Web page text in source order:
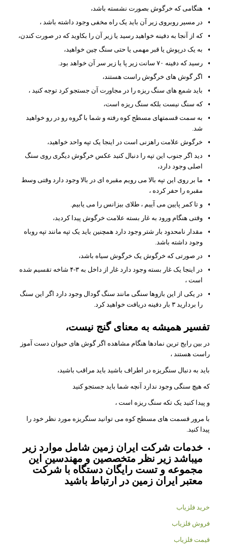
هنگامی که خرگوش بصورت نشسته باشد،
در مسیر روبروی زیر آن باید یک راه مخفی وجود داشته باشد ،
که از آنجا به دفینه خواهید رسید یا زیر آن را بکاوید که در صورت کندن،
به یک درپوش یا قبر مهمی یا حتی سنگ چین خواهید،
رسید که دفینه ۷۰ سانت زیر پا یا زیر سر آن خواهد بود.
اگر گوش های خرگوش راست هستند،
باید شمع های سنگ ریزه را در مجاورت آن جستجو کرد توجه کنید ،
که سنگ نیست بلکه سنگ ریزه است،
به سمت قسمتهای مسطح کوه رفته و شما با گروه رو در رو خواهید
شد.
خرگوش علامت راهزنی است در اینجا یک تپه واحد خواهید،
دید اگر جنوب این تپه را دنبال کنید عکس خرگوش دیگری روی سنگ
اصلی وجود دارد،
ما بر روی این تپه بالا می رویم مقبره ای در بالا وجود دارد وقتی وسط
مقبره را حفر کرده ،
و تا کمر پایین می آییم ، طلای بیزانس را می یابیم.
وقتی هنگام ورود به غار بسته علامت خرگوش پیدا کردید،
مقدار نامحدود بار شتر وجود دارد همچنین باید یک تپه مانند تپه روباه
وجود داشته باشد.
در صورتی که خرگوش یک خرگوش سیاه باشد،
در اینجا یک غار بسته وجود دارد غار از داخل به ۳-۴ شاخه تقسیم شده
است ،
در یکی از این بازوها سنگی مانند سنگ گودال وجود دارد اگر این سنگ
را بردارید ۳ بار دفینه دریافت خواهید کرد.
تفسیر همیشه به معنای گنج نیست،
در بین رایج ترین نمادها هنگام مشاهده اگر گوش های حیوان دست آموز
راست هستند ،
باید به دنبال سنگریزه در اطراف باشید باید مراقب باشید،
که هیچ سنگی وجود ندارد آنچه شما باید جستجو کنید
و پیدا کنید یک تکه سنگ ریزه است ،
با مرور قسمت های مسطح کوه می توانید سنگریزه مورد نظر خود را
پیدا کنید.
خدمات شرکت ایران زمین شامل موارد زیر
میباشد زیر نظر متخصصین و مهندسین این
مجموعه و تست رایگان دستگاه با شرکت
معتبر ایران زمین در ارتباط باشید
خرید فلزیاب
فروش فلزیاب
قیمت فلزیاب